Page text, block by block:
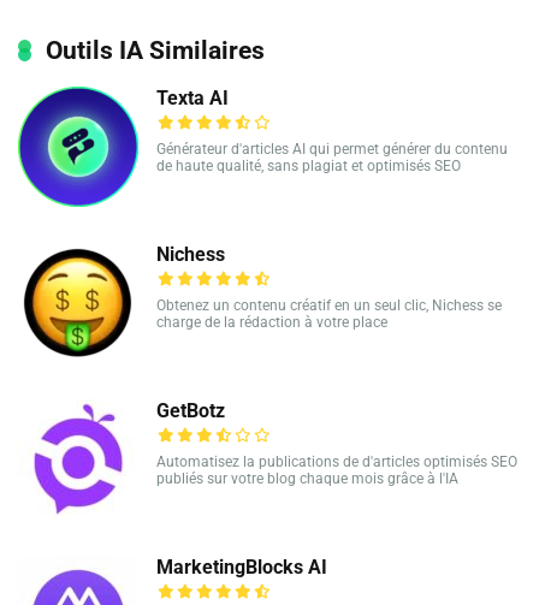
Outils IA Similaires
Texta AI
Générateur d'articles AI qui permet générer du contenu
de haute qualité, sans plagiat et optimisés SEO
Nichess
Obtenez un contenu créatif en un seul clic, Nichess se
charge de la rédaction à votre place
GetBotz
Automatisez la publications de d'articles optimisés SEO
publiés sur votre blog chaque mois grâce à l'IA
MarketingBlocks AI